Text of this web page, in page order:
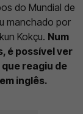
do Mundial de
manchado por
Kokçu. Num
é possível ver
reagiu de
inglês.